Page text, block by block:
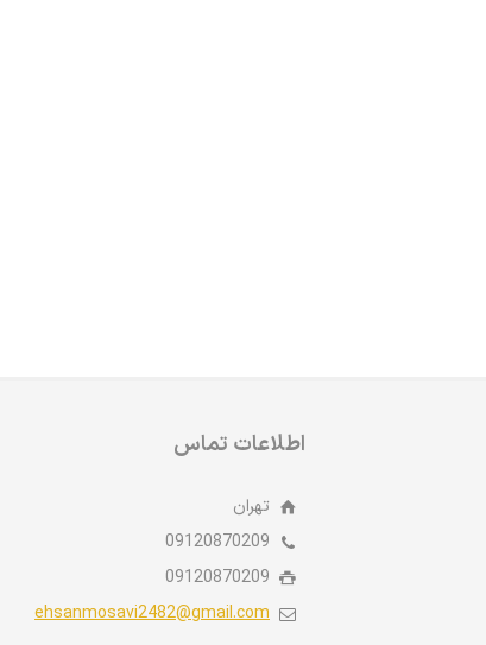
اطلاعات تماس
تهران
09120870209
09120870209
ehsanmosavi2482@gmail.com